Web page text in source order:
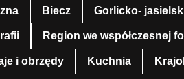
Biecz Gorlicko-
Region we współczesnej
i obrzędy Kuchnia